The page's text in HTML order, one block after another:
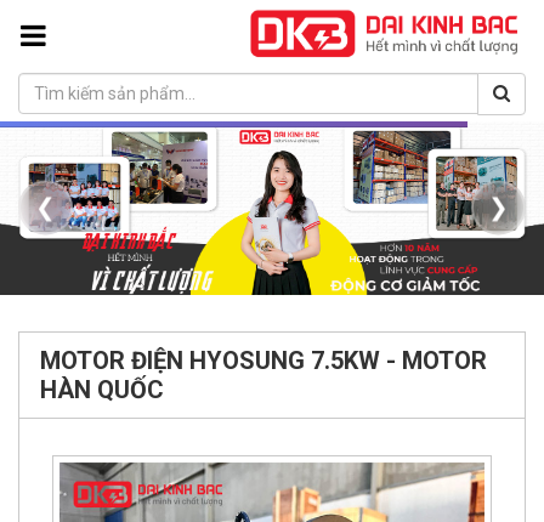
❮ ❯
MOTOR ĐIỆN HYOSUNG 7.5KW - MOTOR
HÀN QUỐC